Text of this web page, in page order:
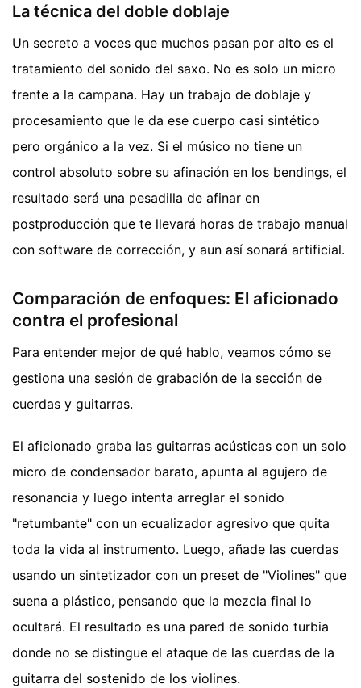
La técnica del doble doblaje
Un secreto a voces que muchos pasan por alto es el
tratamiento del sonido del saxo. No es solo un micro
frente a la campana. Hay un trabajo de doblaje y
procesamiento que le da ese cuerpo casi sintético
pero orgánico a la vez. Si el músico no tiene un
control absoluto sobre su afinación en los bendings, el
resultado será una pesadilla de afinar en
postproducción que te llevará horas de trabajo manual
con software de corrección, y aun así sonará artificial.
Comparación de enfoques: El aficionado
contra el profesional
Para entender mejor de qué hablo, veamos cómo se
gestiona una sesión de grabación de la sección de
cuerdas y guitarras.
El aficionado graba las guitarras acústicas con un solo
micro de condensador barato, apunta al agujero de
resonancia y luego intenta arreglar el sonido
"retumbante" con un ecualizador agresivo que quita
toda la vida al instrumento. Luego, añade las cuerdas
usando un sintetizador con un preset de "Violines" que
suena a plástico, pensando que la mezcla final lo
ocultará. El resultado es una pared de sonido turbia
donde no se distingue el ataque de las cuerdas de la
guitarra del sostenido de los violines.